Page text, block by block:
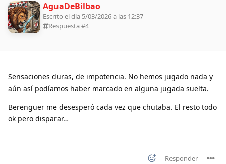
AguaDeBilbao
Escrito el día 5/03/2026 a las 12:37
Respuesta #4
Sensaciones duras, de impotencia. No hemos jugado nada y
aún así podíamos haber marcado en alguna jugada suelta.
Berenguer me desesperó cada vez que chutaba. El resto todo
ok pero disparar…
Responder